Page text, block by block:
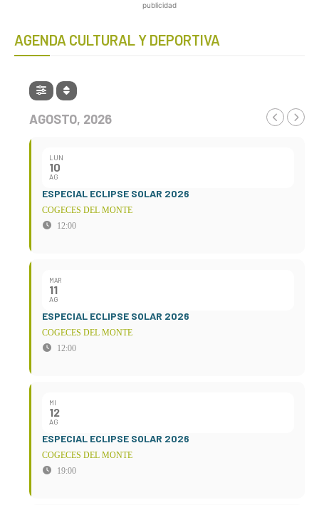
publicidad
AGENDA CULTURAL Y DEPORTIVA
AGOSTO, 2026
LUN
10
AG
ESPECIAL ECLIPSE SOLAR 2026
COGECES DEL MONTE
12:00
MAR
11
AG
ESPECIAL ECLIPSE SOLAR 2026
COGECES DEL MONTE
12:00
MI
12
AG
ESPECIAL ECLIPSE SOLAR 2026
COGECES DEL MONTE
19:00